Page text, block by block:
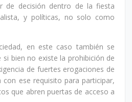
de decisión dentro de la fiesta
y políticas, no solo como
en este caso también se
bien no existe la prohibición de
de fuertes erogaciones de
ese requisito para participar,
que abren puertas de acceso a